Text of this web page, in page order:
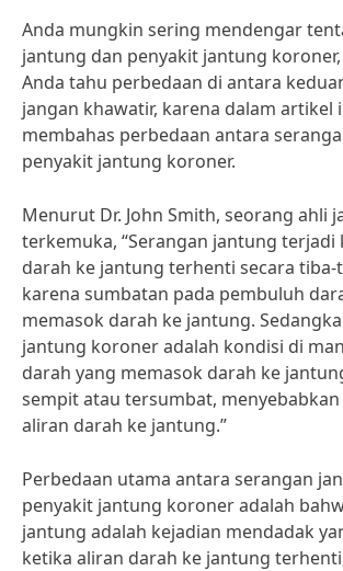
Anda mungkin sering mendengar
jantung dan penyakit jantung
Anda tahu perbedaan di antara
jangan khawatir, karena dalam artikel
membahas perbedaan antara
penyakit jantung koroner.
Menurut Dr. John Smith, seorang ahli
terkemuka, “Serangan jantung terjadi
darah ke jantung terhenti secara tiba-
karena sumbatan pada pembuluh
memasok darah ke jantung.
jantung koroner adalah kondisi di
darah yang memasok darah ke
sempit atau tersumbat,
aliran darah ke jantung.”
Perbedaan utama antara serangan
penyakit jantung koroner adalah
jantung adalah kejadian mendadak
ketika aliran darah ke jantung